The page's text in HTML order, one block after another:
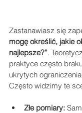
Zastanawiasz się
mogę określić, jakie
najlepsze?”.
praktyce często
ukrytych
Często widzimy te
Złe pomiary: